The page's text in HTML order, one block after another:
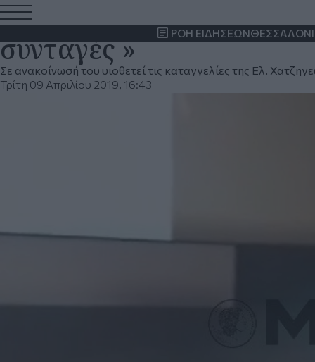
ΡΟΗ ΕΙΔΗΣΕΩΝ
Στη γραμμή της ΥΜΑΘ ο
συνταγές »
Σε ανακοίνωσή του υιοθετεί τις καταγγελίες της Ελ.
Τρίτη 09 Απριλίου 2019, 16:43